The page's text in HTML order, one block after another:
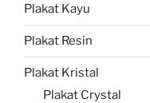
Plakat Kayu
Plakat Resin
Plakat Kristal
Plakat Crystal